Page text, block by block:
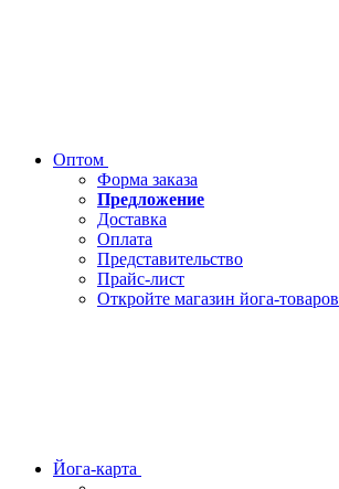
Оптом
Форма заказа
Предложение
Доставка
Оплата
Представительство
Прайс-лист
Откройте магазин йога-товаров
Йога-карта